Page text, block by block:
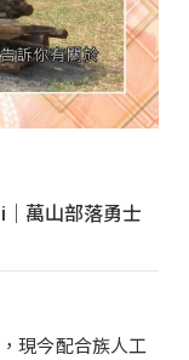
｜萬山部落勇士
現今配合族人工